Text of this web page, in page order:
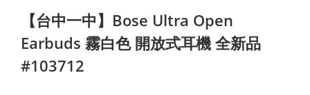
【台中一中】Bose Ultra Open
Earbuds 霧白色 開放式耳機 全新品
#103712